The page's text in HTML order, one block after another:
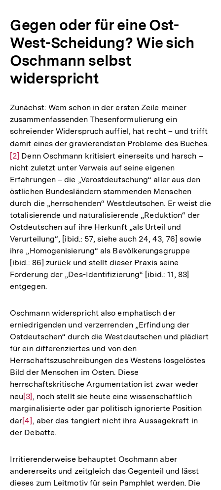
Gegen oder für eine Ost-
West-Scheidung? Wie sich
Oschmann selbst
widerspricht
Zunächst: Wem schon in der ersten Zeile meiner
zusammenfassenden Thesenformulierung ein
schreiender Widerspruch auffiel, hat recht – und trifft
damit eines der gravierendsten Probleme des Buches.
[2] Denn Oschmann kritisiert einerseits und harsch –
nicht zuletzt unter Verweis auf seine eigenen
Erfahrungen – die „Verostdeutschung“ aller aus den
östlichen Bundesländern stammenden Menschen
durch die „herrschenden“ Westdeutschen. Er weist die
totalisierende und naturalisierende „Reduktion“ der
Ostdeutschen auf ihre Herkunft „als Urteil und
Verurteilung“, [ibid.: 57, siehe auch 24, 43, 76] sowie
ihre „Homogenisierung“ als Bevölkerungsgruppe
[ibid.: 86] zurück und stellt dieser Praxis seine
Forderung der „Des-Identifizierung“ [ibid.: 11, 83]
entgegen.
Oschmann widerspricht also emphatisch der
erniedrigenden und verzerrenden „Erfindung der
Ostdeutschen“ durch die Westdeutschen und plädiert
für ein differenziertes und von den
Herrschaftszuschreibungen des Westens losgelöstes
Bild der Menschen im Osten. Diese
herrschaftskritische Argumentation ist zwar weder
neu Zur
Auflösung
der
Fußnote
[3] , noch stellt sie heute eine wissenschaftlich
marginalisierte oder gar politisch ignorierte Position
darZur
Auflösung
Fußnote
[4] , aber das tangiert nicht ihre Aussagekraft in
der Debatte.
Irritierenderweise behauptet Oschmann aber
andererseits und zeitgleich das Gegenteil und lässt
dieses zum Leitmotiv für sein Pamphlet werden. Die